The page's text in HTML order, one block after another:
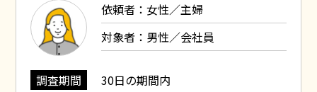
依頼者：女性／主婦
対象者：男性／会社員
調査期間
30日の期間内